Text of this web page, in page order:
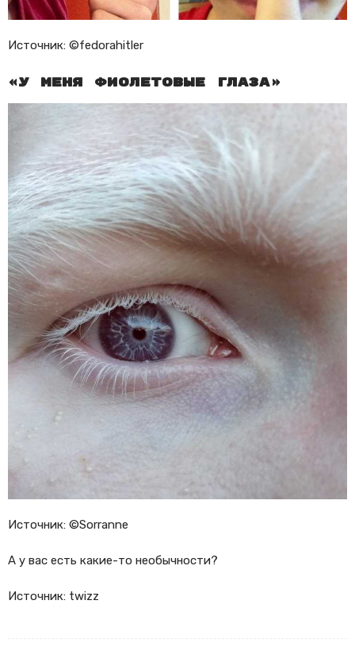
Источник: ©fedorahitler
«У меня фиолетовые глаза»
Источник: ©Sorranne
А у вас есть какие-то необычности?
Источник: twizz